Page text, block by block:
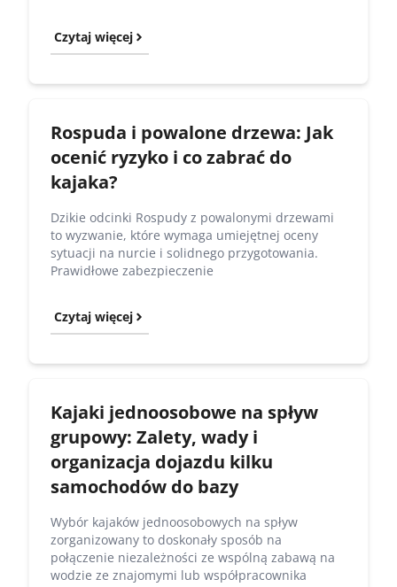
Czytaj więcej
Rospuda i powalone drzewa: Jak
ocenić ryzyko i co zabrać do
kajaka?
Dzikie odcinki Rospudy z powalonymi drzewami
to wyzwanie, które wymaga umiejętnej oceny
sytuacji na nurcie i solidnego przygotowania.
Prawidłowe zabezpieczenie
Czytaj więcej
Kajaki jednoosobowe na spływ
grupowy: Zalety, wady i
organizacja dojazdu kilku
samochodów do bazy
Wybór kajaków jednoosobowych na spływ
zorganizowany to doskonały sposób na
połączenie niezależności ze wspólną zabawą na
wodzie ze znajomymi lub współpracownika